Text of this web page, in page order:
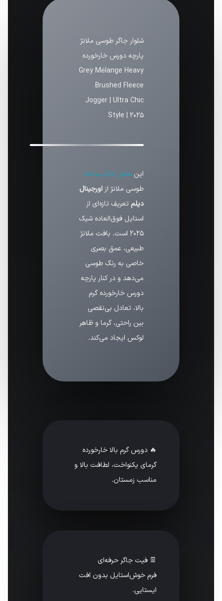
شلوار جاگر طوسی ملانژ
پارچه دورس خارخورده
Grey Mélange Heavy
Brushed Fleece
Jogger | Ultra Chic
Style | 2025
این شلوار جاگر مردانه
طوسی ملانژ از اورجینال
دیلم تعریف تازه‌ای از
استایل فوق‌العاده شیک
۲۰۲۵ است. بافت ملانژ
طبیعی، عمق بصری
خاصی به رنگ طوسی
می‌دهد و در کنار پارچه
دورس خارخورده گرم
بالا، تعادل بی‌نقصی
بین راحتی، گرما و ظاهر
لوکس ایجاد می‌کند.
🔥 دورس گرم بالا خارخورده
گرمای یکنواخت، لطافت بالا و
مناسب زمستان.
👖 فیت جاگر حرفه‌ای
فرم خوش‌استایل بدون افت
ایستایی.